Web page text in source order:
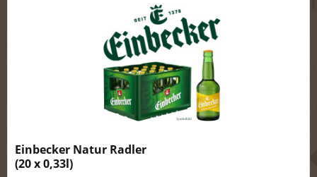
Einbecker Natur Radler
(20 x 0,33l)